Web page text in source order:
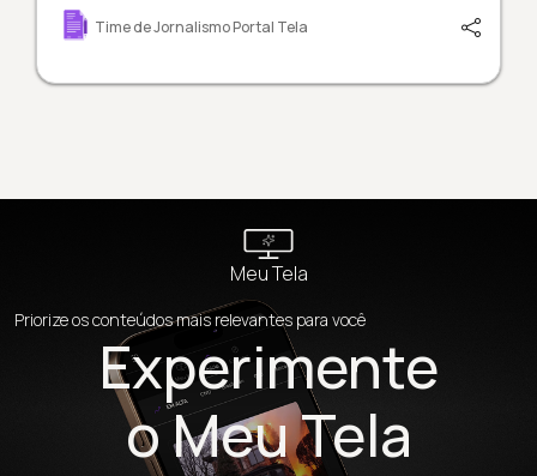
Time de Jornalismo Portal Tela
Meu Tela
Priorize os conteúdos mais relevantes para você
Experimente
o Meu Tela